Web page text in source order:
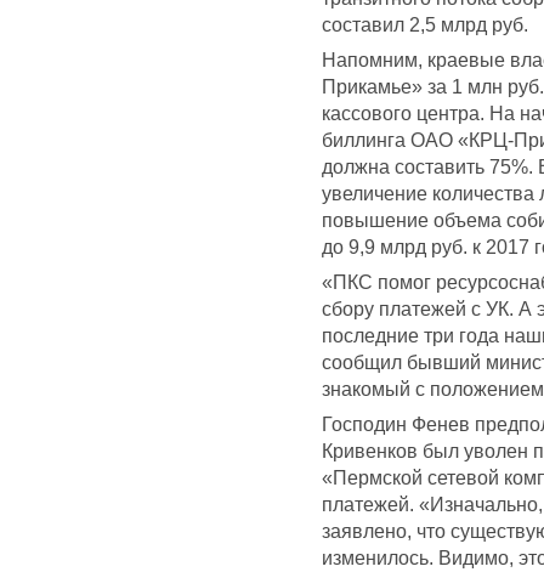
составил 2,5 млрд руб.
Напомним, краевые
Прикамье» за 1 млн
кассового центра. На
биллинга ОАО «КРЦ-
должна составить
увеличение
повышение объема
до 9,9 млрд руб. к 2017
«ПКС помог
сбору платежей с УК. А
последние три года
сообщил бывший
знакомый с
Господин Фенев
Кривенков был уволен
«Пермской сетевой
платежей.
заявлено, что
изменилось. Видимо,